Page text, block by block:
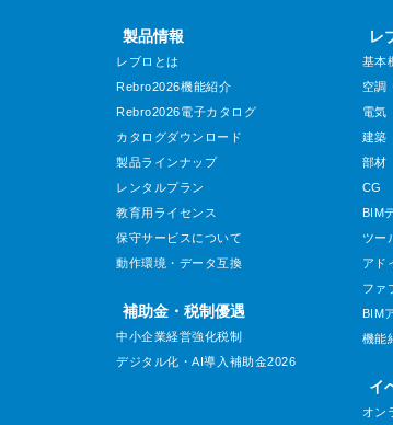
製品情報
レブロとは
Rebro2026機能紹介
Rebro2026電子カタログ
カタログダウンロード
製品ラインナップ
レンタルプラン
教育用ライセンス
保守サービスについて
動作環境・データ互換
補助金・税制優遇
中小企業経営強化税制
デジタル化・AI導入補助金2026
レ
基本
空調
電気
建築
部材
CG
BIM
ツー
アド
ファ
BIM
機能
イ
オン